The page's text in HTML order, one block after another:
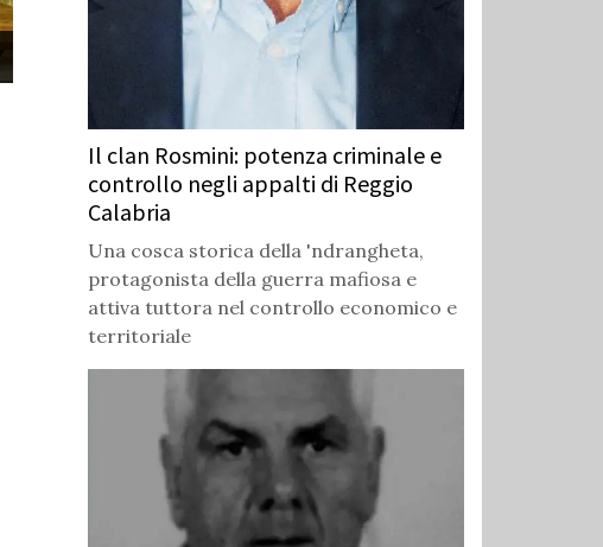
Il clan Rosmini: potenza criminale e
controllo negli appalti di Reggio
Calabria
Una cosca storica della 'ndrangheta,
protagonista della guerra mafiosa e
attiva tuttora nel controllo economico e
territoriale